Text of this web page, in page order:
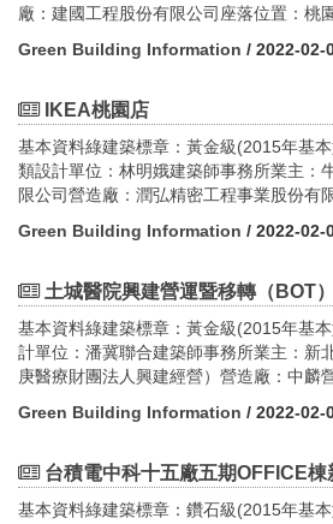
廠：建國工程股份有限公司座落位置：桃
121.29752295038897構造：RC造樓層數
平方公尺建蔽率：46.68%容積率：
Green Building Information / 2022-02-
IKEA桃園店
基本資料綠建築標章：黃金級(2015年基
類設計單位：林明娥建築師事務所業主：
限公司營造廠：潤弘精密工程事業股份有
121.21756887856591構造：SRC、RC樓
率：59.98%容積率：247.91%設計期間：
Green Building Information / 2022-02-
土城醫院興建營運暨移轉（BOT
基本資料綠建築標章：黃金級(2015年基
計單位：潘冀聯合建築師事務所業主：新
庚醫療財團法人興建經營）營造廠：中麟
121.44866193019139構造：鋼筋混凝土
尺建蔽率：38.36%容積率：349.85%設計
Green Building Information / 2022-02-
台積電中科十五廠五期OFFICE棟
基本資料綠建築標章：鑽石級(2015年基